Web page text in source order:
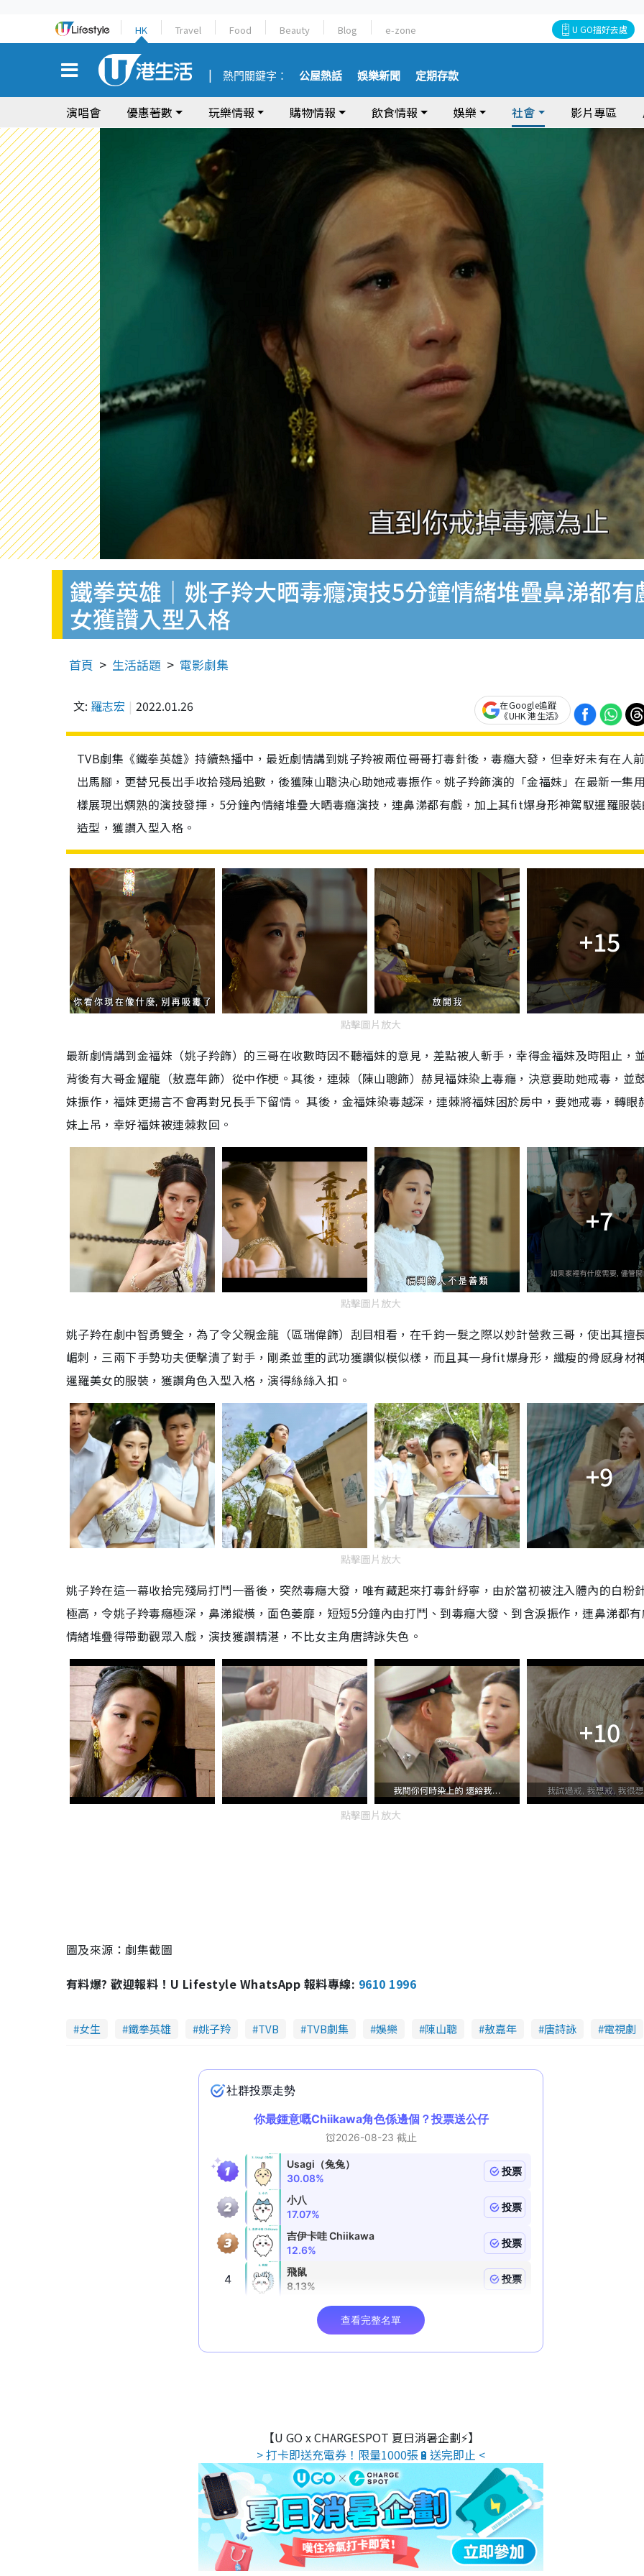
HK Travel Food Beauty Blog e-zone U GO搵好去處
熱門關鍵字： 公屋熱話 娛樂新聞 定期存款
演唱會 優惠著數 玩樂情報 購物情報 飲食情報 娛樂 社會 影片專區
鐵拳英雄｜姚子羚大晒毒癮演技5分鐘情緒堆疊鼻涕都
女獲讚入型入格
首頁 生活話題 電影劇集
文: 羅志宏 2022.01.26
在Google追蹤
《UHK 港生活》
TVB劇集《鐵拳英雄》持續熱播中，最近劇情講到姚子羚被兩位哥哥打毒針後，毒癮大發，但幸好未有在人
出馬腳，更替兄長出手收拾殘局追數，後獲陳山聰決心助她戒毒振作。姚子羚飾演的「金福妹」在最新一集
樣展現出嫻熟的演技發揮，5分鐘內情緒堆疊大晒毒癮演技，連鼻涕都有戲，加上其fit爆身形神駕馭暹羅服
造型，獲讚入型入格。
+15
點擊圖片放大
最新劇情講到金福妹（姚子羚飾）的三哥在收數時因不聽福妹的意見，差點被人斬手，幸得金福妹及時阻止，
背後有大哥金耀龍（敖嘉年飾）從中作梗。其後，連棘（陳山聰飾）赫見福妹染上毒癮，決意要助她戒毒，並
妹振作，福妹更揚言不會再對兄長手下留情。 其後，金福妹染毒越深，連棘將福妹困於房中，要她戒毒，轉眼
妹上吊，幸好福妹被連棘救回。
+7
點擊圖片放大
姚子羚在劇中智勇雙全，為了令父親金龍（區瑞偉飾）刮目相看，在千鈞一髮之際以妙計營救三哥，使出其擅
嵋刺，三兩下手勢功夫便擊潰了對手，剛柔並重的武功獲讚似模似樣，而且其一身fit爆身形，纖瘦的骨感身材
暹羅美女的服裝，獲讚角色入型入格，演得絲絲入扣。
+9
點擊圖片放大
姚子羚在這一幕收拾完殘局打鬥一番後，突然毒癮大發，唯有藏起來打毒針紓寧，由於當初被注入體內的白粉
極高，令姚子羚毒癮極深，鼻涕縱橫，面色萎靡，短短5分鐘內由打鬥、到毒癮大發、到含淚振作，連鼻涕都
情緒堆疊得帶動觀眾入戲，演技獲讚精湛，不比女主角唐詩詠失色。
+10
點擊圖片放大
圖及來源：劇集截圖
有料爆? 歡迎報料！U Lifestyle WhatsApp 報料專線: 9610 1996
女生 鐵拳英雄 姚子羚 TVB TVB劇集 娛樂 陳山聰 敖嘉年 唐詩詠 電視劇
【U GO x CHARGESPOT 夏日消暑企劃⚡】
> 打卡即送充電券！限量1000張🔋送完即止 <